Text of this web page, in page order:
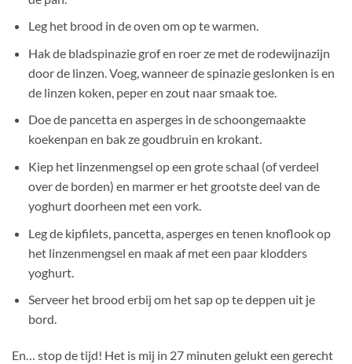
Leg het brood in de oven om op te warmen.
Hak de bladspinazie grof en roer ze met de rodewijnazijn
door de linzen. Voeg, wanneer de spinazie geslonken is en
de linzen koken, peper en zout naar smaak toe.
Doe de pancetta en asperges in de schoongemaakte
koekenpan en bak ze goudbruin en krokant.
Kiep het linzenmengsel op een grote schaal (of verdeel
over de borden) en marmer er het grootste deel van de
yoghurt doorheen met een vork.
Leg de kipfilets, pancetta, asperges en tenen knoflook op
het linzenmengsel en maak af met een paar klodders
yoghurt.
Serveer het brood erbij om het sap op te deppen uit je
bord.
En… stop de tijd! Het is mij in 27 minuten gelukt een gerecht